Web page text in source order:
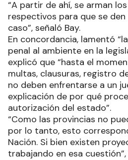
“A partir de ahí, se arman
respectivos para que se
caso”, señaló Bay.
En concordancia, lamentó
penal al ambiente en la
explicó que “hasta el
multas, clausuras, registro
no deben enfrentarse a un
explicación de por qué
autorización del estado”.
“Como las provincias no
por lo tanto, esto
Nación. Si bien existen
trabajando en esa